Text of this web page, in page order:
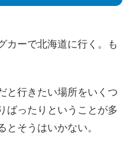
カーで北海道に行く。も
と行きたい場所をいくつ
ばったりということが多
とそうはいかない。